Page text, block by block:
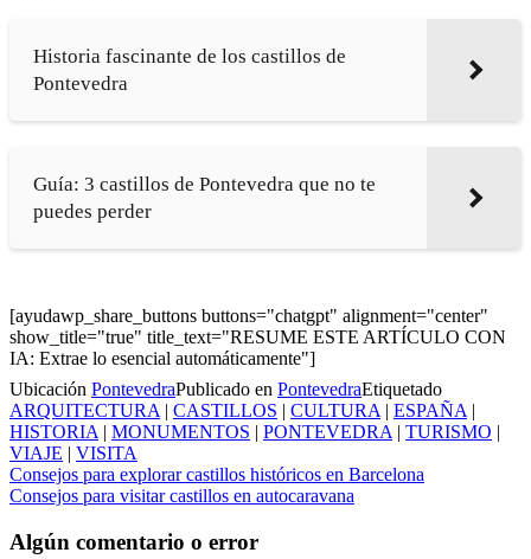
Historia fascinante de los castillos de
Pontevedra
Guía: 3 castillos de Pontevedra que no te
puedes perder
[ayudawp_share_buttons buttons="chatgpt" alignment="center"
show_title="true" title_text="RESUME ESTE ARTÍCULO CON
IA: Extrae lo esencial automáticamente"]
Ubicación PontevedraPublicado en PontevedraEtiquetado
ARQUITECTURA | CASTILLOS | CULTURA | ESPAÑA |
HISTORIA | MONUMENTOS | PONTEVEDRA | TURISMO |
VIAJE | VISITA
Navegación
de
entradas
Consejos para explorar castillos históricos en Barcelona
Consejos para visitar castillos en autocaravana
Algún comentario o error